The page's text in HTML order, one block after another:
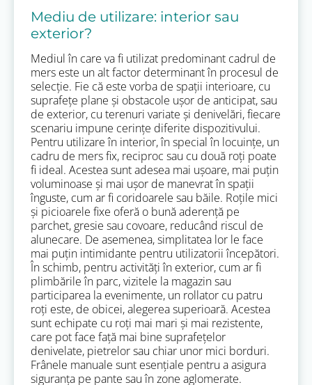
Mediu de utilizare: interior sau
exterior?
Mediul în care va fi utilizat predominant cadrul de
mers este un alt factor determinant în procesul de
selecție. Fie că este vorba de spații interioare, cu
suprafețe plane și obstacole ușor de anticipat, sau
de exterior, cu terenuri variate și denivelări, fiecare
scenariu impune cerințe diferite dispozitivului.
Pentru utilizare în interior, în special în locuințe, un
cadru de mers fix, reciproc sau cu două roți poate
fi ideal. Acestea sunt adesea mai ușoare, mai puțin
voluminoase și mai ușor de manevrat în spații
înguste, cum ar fi coridoarele sau băile. Roțile mici
și picioarele fixe oferă o bună aderență pe
parchet, gresie sau covoare, reducând riscul de
alunecare. De asemenea, simplitatea lor le face
mai puțin intimidante pentru utilizatorii începători.
În schimb, pentru activități în exterior, cum ar fi
plimbările în parc, vizitele la magazin sau
participarea la evenimente, un rollator cu patru
roți este, de obicei, alegerea superioară. Acestea
sunt echipate cu roți mai mari și mai rezistente,
care pot face față mai bine suprafețelor
denivelate, pietrelor sau chiar unor mici borduri.
Frânele manuale sunt esențiale pentru a asigura
siguranța pe pante sau în zone aglomerate.